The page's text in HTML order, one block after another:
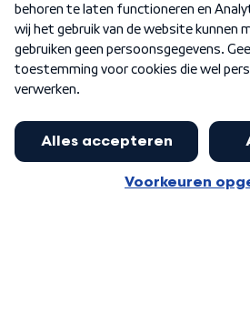
Nieuwsbrief
Word Lid